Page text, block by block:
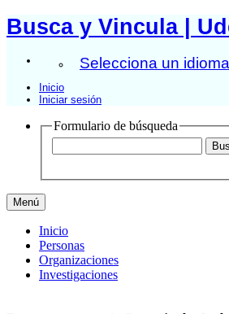
Busca y Vincula |
Selecciona un idioma
Inicio
Iniciar sesión
Formulario de búsqueda
Menú
Inicio
Personas
Organizaciones
Investigaciones